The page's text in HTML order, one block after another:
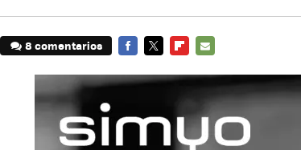
8 comentarios